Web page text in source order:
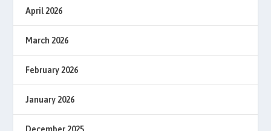
April 2026
March 2026
February 2026
January 2026
December 2025